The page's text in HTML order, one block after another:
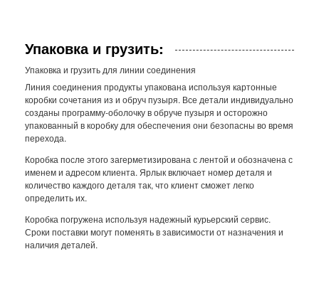
Упаковка и грузить:
Упаковка и грузить для линии соединения
Линия соединения продукты упакована используя картонные
коробки сочетания из и обруч пузыря. Все детали индивидуально
созданы программу-оболочку в обруче пузыря и осторожно
упакованный в коробку для обеспечения они безопасны во время
перехода.
Коробка после этого загерметизирована с лентой и обозначена с
именем и адресом клиента. Ярлык включает номер деталя и
количество каждого деталя так, что клиент сможет легко
определить их.
Коробка погружена используя надежный курьерский сервис.
Сроки поставки могут поменять в зависимости от назначения и
наличия деталей.